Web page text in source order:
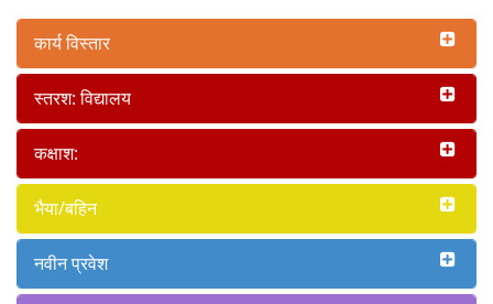
कार्य विस्तार
स्तरश: विद्यालय
कक्षाश:
भैया/बहिन
नवीन प्रवेश